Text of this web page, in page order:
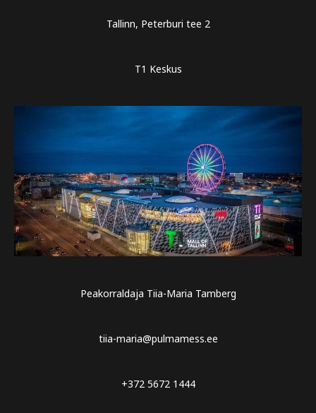
Tallinn, Peterburi tee 2
T1 Keskus
Peakorraldaja Tiia-Maria Tamberg
tiia-maria@pulmamess.ee
+372 5672 1444